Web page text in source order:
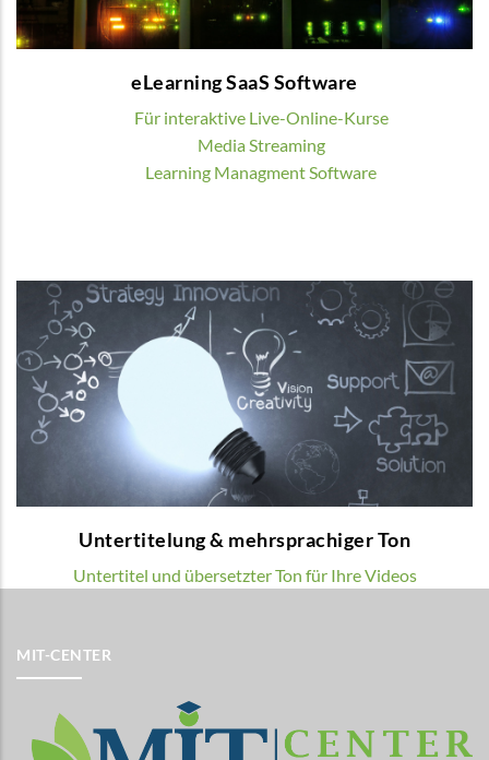
eLearning SaaS Software
Für interaktive Live-Online-Kurse
Media Streaming
Learning Managment Software
Wir bieten verschiedene digitale Lösungen
zur Organisation von Blended oder Online
Untertitelung & mehrsprachiger Ton
Untertitel und übersetzter Ton für Ihre Videos
Untertitelung & mehrsprachiger Ton
Wir bieten mehrsprachige Voice-over und
Untertitel für Ihre Lehrvideos.
MIT-CENTER